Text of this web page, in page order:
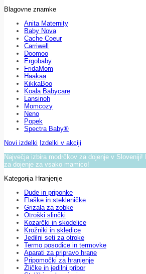
Blagovne znamke
Anita Maternity
Baby Nova
Cache Coeur
Carriwell
Doomoo
Ergobaby
FridaMom
Haakaa
KikkaBoo
Koala Babycare
Lansinoh
Momcozy
Neno
Popek
Spectra Baby®
Novi izdelki Izdelki v akciji
Največja izbira modrčkov za dojenje v
za dojenje za vsako mamico!
Kategorija Hranjenje
Dude in priponke
Flaške in stekleničke
Grizala za zobke
Otroški slinčki
Kozarčki in skodelice
Krožniki in skledice
Jedilni seti za otroke
Termo posodice in termovke
Aparati za pripravo hrane
Pripomočki za hranjenje
Žličke in jedilni pribor